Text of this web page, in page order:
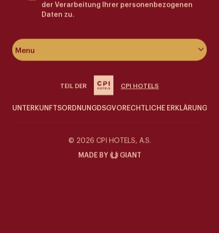
Menu
Siddharta Café
Special Offers
der Verarbeitung Ihrer personenbezogenen
Daten zu.
UNTERKUNFTSORDNUNGDSGVORECHTLICHE ERKLÄRUNG
TEIL DER CPI HOTELS
MADE BY GIANT
© 2026 CPI HOTELS, A.S.